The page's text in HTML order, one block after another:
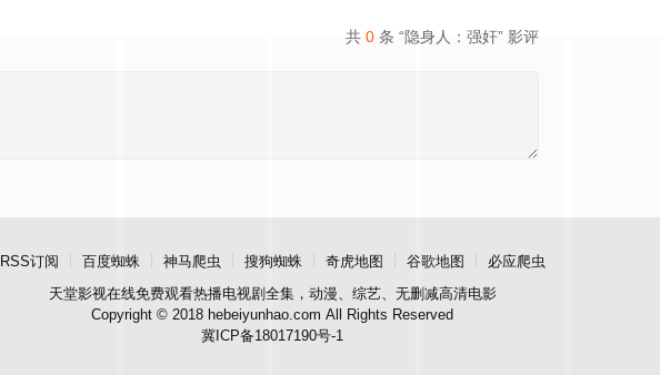
共 0 条 “隐身人：强奸” 影评
RSS订阅 百度蜘蛛 神马爬虫 搜狗蜘蛛 奇虎地图 谷歌地图
必应爬虫
天堂影视在线免费观看热播电视剧全集，动漫、综艺、无删减高清电影
Copyright © 2018 hebeiyunhao.com All Rights Reserved
冀ICP备18017190号-1